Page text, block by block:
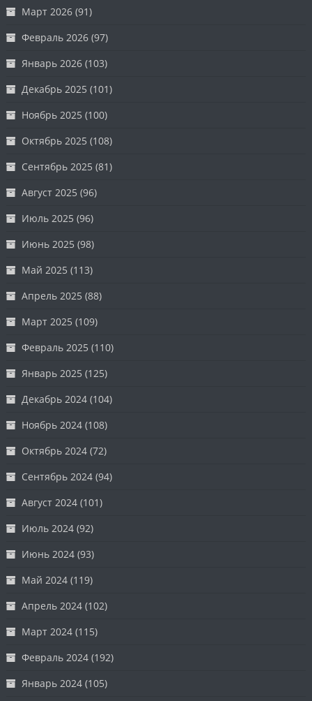
Март 2026 (91)
Февраль 2026 (97)
Январь 2026 (103)
Декабрь 2025 (101)
Ноябрь 2025 (100)
Октябрь 2025 (108)
Сентябрь 2025 (81)
Август 2025 (96)
Июль 2025 (96)
Июнь 2025 (98)
Май 2025 (113)
Апрель 2025 (88)
Март 2025 (109)
Февраль 2025 (110)
Январь 2025 (125)
Декабрь 2024 (104)
Ноябрь 2024 (108)
Октябрь 2024 (72)
Сентябрь 2024 (94)
Август 2024 (101)
Июль 2024 (92)
Июнь 2024 (93)
Май 2024 (119)
Апрель 2024 (102)
Март 2024 (115)
Февраль 2024 (192)
Январь 2024 (105)